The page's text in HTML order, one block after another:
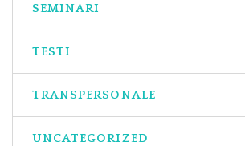
SEMINARI
TESTI
TRANSPERSONALE
UNCATEGORIZED